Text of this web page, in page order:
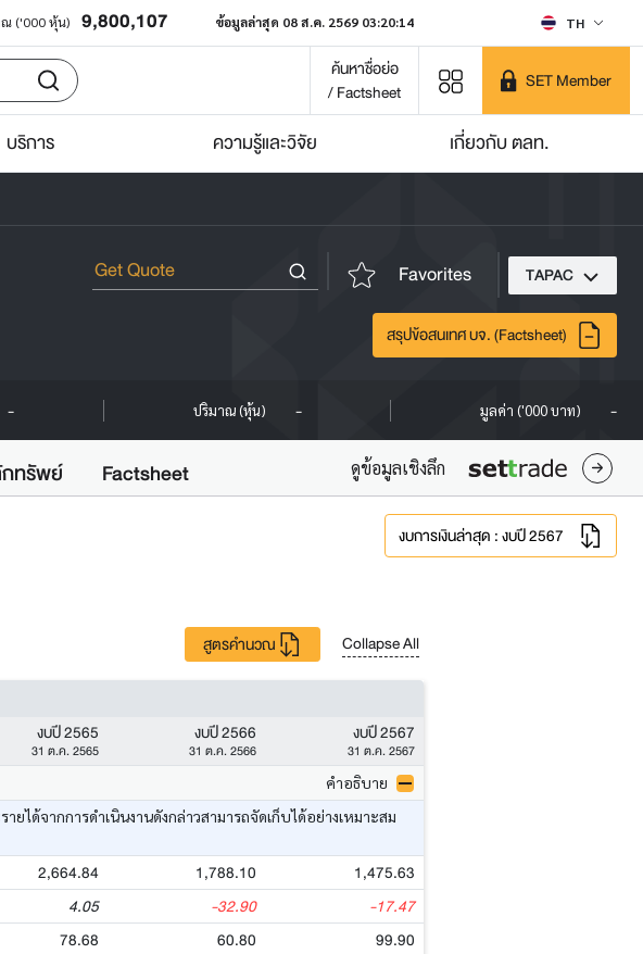
('000 หุ้น) 9,800,107 ข้อมูลล่าสุด 08 ส.ค. 2569 03:20:14 TH
ค้นหาชื่อย่อ
/ Factsheet
SET Member
บริการ ความรู้และวิจัย เกี่ยวกับ ตลท.
Favorites TAPAC
สรุปข้อสนเทศ บจ. (Factsheet)
- ปริมาณ (หุ้น) - มูลค่า ('000 บาท) -
ทรัพย์ Factsheet ดูข้อมูลเชิงลึก
งบการเงินล่าสุด : งบปี 2567
สูตรคำนวณ Collapse All
งบปี 2565
31 ต.ค. 2565
งบปี 2566
31 ต.ค. 2566
งบปี 2567
31 ต.ค. 2567
คำอธิบาย
ได้จากการดำเนินงานดังกล่าวสามารถจัดเก็บได้อย่างเหมาะสม
2,664.84 1,788.10 1,475.63
4.05 -32.90 -17.47
78.68 60.80 99.90